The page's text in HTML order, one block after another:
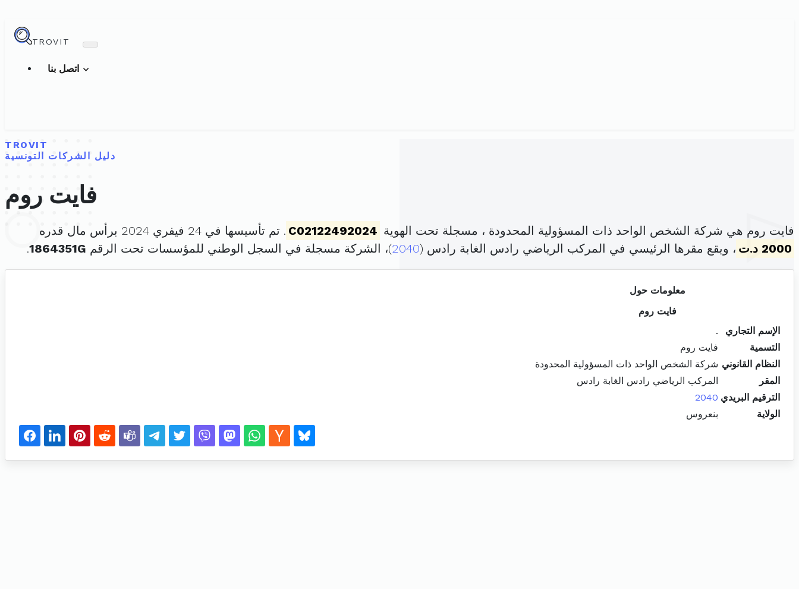
TROVIT
TROVIT
دليل الشركات التونسية
فايت روم
فايت روم هي شركة الشخص الواحد ذات المسؤولية المحدودة ، مسجلة تحت الهوية C02122492024 . تم تأسيسها في 24 فيفري 2024 برأس مال قدره
2000 د.ت
، ويقع مقرها الرئيسي في المركب الرياضي رادس الغابة رادس (2040)، الشركة مسجلة في السجل الوطني للمؤسسات تحت الرقم 1864351G
.
معلومات حول
فايت روم
الإسم التجاري
.
التسمية
فايت روم
النظام القانوني شركة الشخص الواحد ذات المسؤولية المحدودة
المقر
المركب الرياضي رادس الغابة رادس
الترقيم البريدي 2040
الولاية
بنعروس